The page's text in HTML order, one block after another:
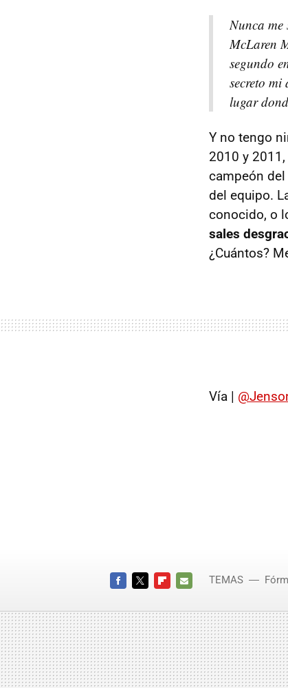
Nunca me
McLaren
segundo
secreto mi
lugar
Y no tengo
2010 y 2011,
campeón
del equipo.
conocido, o
sales
¿Cuántos?
Vía |
MAIL
TEMAS